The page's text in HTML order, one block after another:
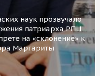
наук прозвучало
патриарха РПЦ
на «склонение» к
Маргариты